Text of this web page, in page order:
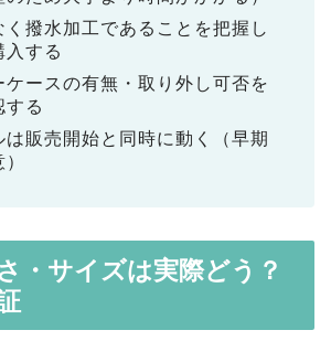
く撥水加工であることを把握し
入する
ケースの有無・取り外し可否を
する
は販売開始と同時に動く（早期
・サイズは実際どう？